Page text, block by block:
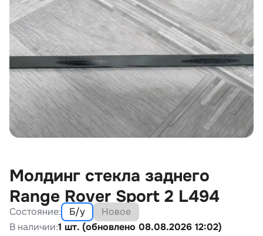
Молдинг стекла заднего
Range Rover Sport 2 L494
Состояние: Б/у
Новое
В наличии:1 шт. (обновлено 08.08.2026 12:02)